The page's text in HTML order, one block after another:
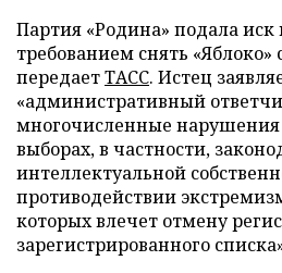
Партия «Родина» подала иск
требованием снять «Яблоко»
передаетТАСС. Истец
«административный
многочисленные нарушения
выборах, в частности,
интеллектуальной
противодействии
которых влечет отмену
зарегистрированного